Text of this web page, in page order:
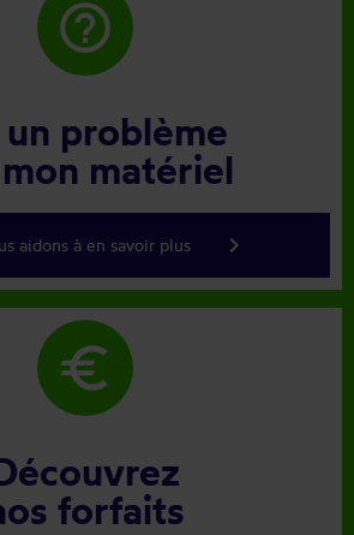
help_outline
un problème
matériel
aidons à en savoir plus keyboard_arrow_right
euro
forfaits